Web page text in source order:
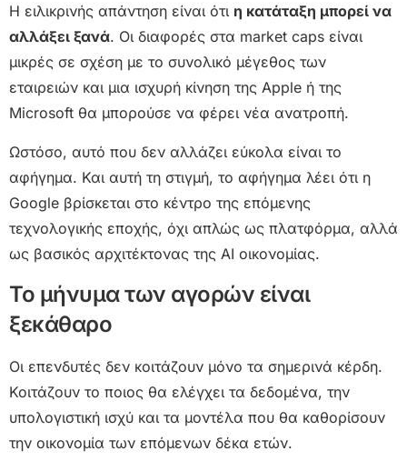
Η ειλικρινής απάντηση είναι ότι η κατάταξη μπορεί να
αλλάξει ξανά. Οι διαφορές στα market caps είναι
μικρές σε σχέση με το συνολικό μέγεθος των
εταιρειών και μια ισχυρή κίνηση της Apple ή της
Microsoft θα μπορούσε να φέρει νέα ανατροπή.
Ωστόσο, αυτό που δεν αλλάζει εύκολα είναι το
αφήγημα. Και αυτή τη στιγμή, το αφήγημα λέει ότι η
Google βρίσκεται στο κέντρο της επόμενης
τεχνολογικής εποχής, όχι απλώς ως πλατφόρμα, αλλά
ως βασικός αρχιτέκτονας της AI οικονομίας.
Το μήνυμα των αγορών είναι
ξεκάθαρο
Οι επενδυτές δεν κοιτάζουν μόνο τα σημερινά κέρδη.
Κοιτάζουν το ποιος θα ελέγχει τα δεδομένα, την
υπολογιστική ισχύ και τα μοντέλα που θα καθορίσουν
την οικονομία των επόμενων δέκα ετών.